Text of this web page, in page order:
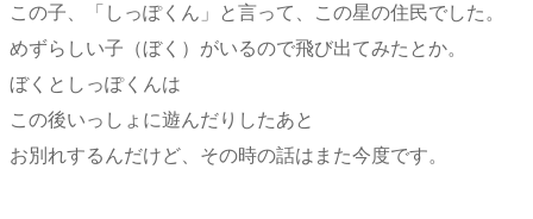
この子、「しっぽくん」と言って、この星の住民でした。
めずらしい子（ぼく）がいるので飛び出てみたとか。
ぼくとしっぽくんは
この後いっしょに遊んだりしたあと
お別れするんだけど、その時の話はまた今度です。